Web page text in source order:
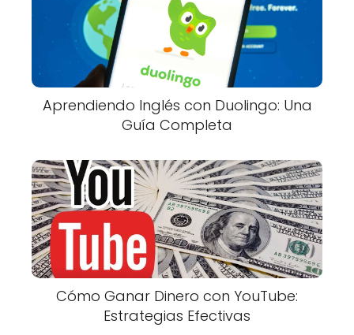
Aprendiendo Inglés con Duolingo: Una
Guía Completa
Cómo Ganar Dinero con YouTube:
Estrategias Efectivas